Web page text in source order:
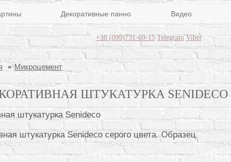
Декоративные панно Видео
+38 (099)731-69-15 Telegram Viber
Микроцемент
ШТУКАТУРКА SENIDECO
штукатурка Senideco серого цвета. Образец